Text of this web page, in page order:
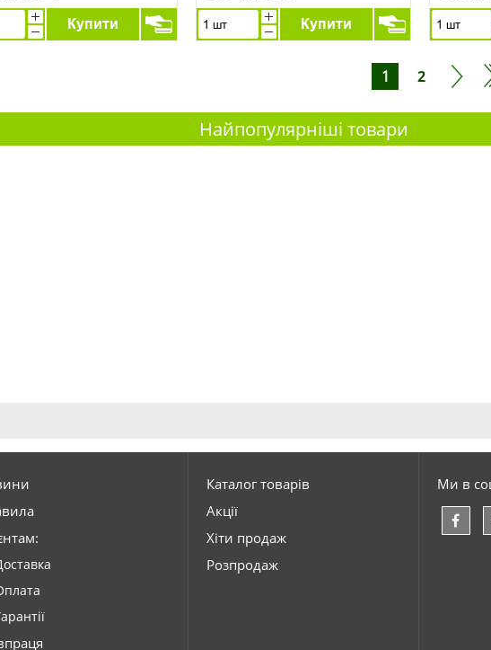
Купити Купити
1 2
Найпопулярніші товари
Каталог товарів
Акції
Хіти продаж
Розпродаж
Ми в